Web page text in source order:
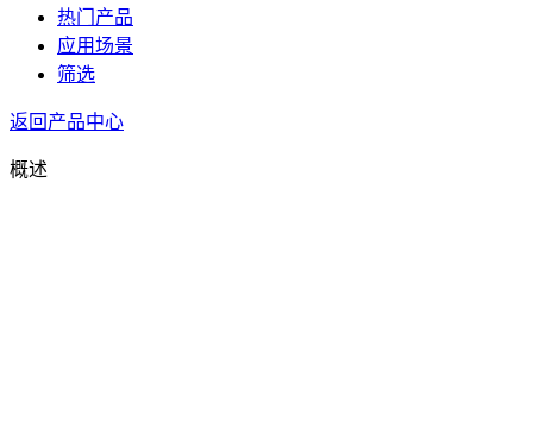
热门产品
应用场景
筛选
返回产品中心
概述